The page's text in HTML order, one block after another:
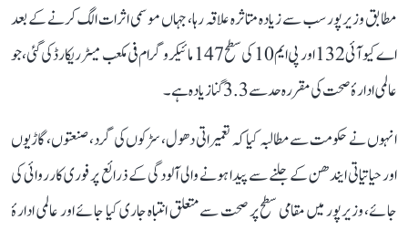
مطابق وزیرپور سب سے زیادہ متاثرہ علاقہ رہا، جہاں موسمی اثرات الگ کرنے کے بعد
اے کیو آئی 132 اور پی ایم 10 کی سطح 147 مائیکروگرام فی مکعب میٹر ریکارڈ کی گئی، جو
عالمی ادارۂ صحت کی مقررہ حد سے 3.3 گنا زیادہ ہے۔
انہوں نے حکومت سے مطالبہ کیا کہ تعمیراتی دھول، سڑکوں کی گرد، صنعتوں، گاڑیوں
اور حیاتیاتی ایندھن کے جلنے سے پیدا ہونے والی آلودگی کے ذرائع پر فوری کارروائی کی
جائے، وزیرپور میں مقامی سطح پر صحت سے متعلق انتباہ جاری کیا جائے اور عالمی ادارۂ